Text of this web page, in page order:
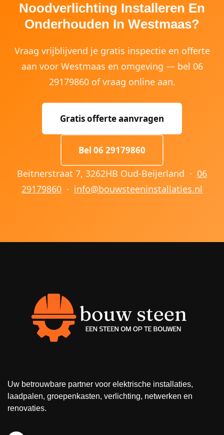
Noodverlichting Installeren En
Onderhouden In Westmaas?
Vraag vrijblijvend je gratis inspectie en offerte
aan voor Westmaas en omgeving — bel 06
29179860 of vraag online aan.
Gratis offerte aanvragen
Bel 06 29179860
Beitnerstraat 7, 3262HB Oud-Beijerland · 06
29179860 · info@bouwsteeninstallaties.nl
Uw betrouwbare partner voor elektrische installaties,
laadpalen, groepenkasten, verlichting, netwerken en
renovaties.